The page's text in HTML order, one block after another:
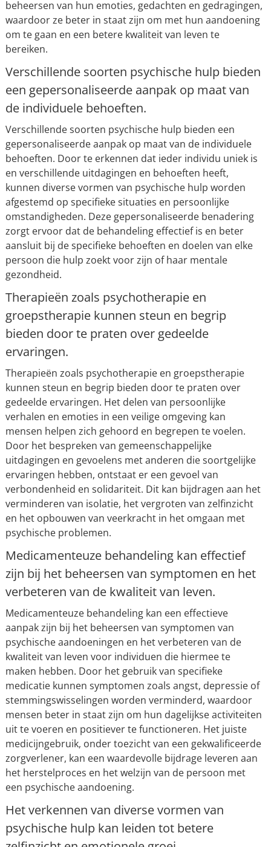
beheersen van hun emoties, gedachten en gedragingen,
waardoor ze beter in staat zijn om met hun aandoening
om te gaan en een betere kwaliteit van leven te
bereiken.
Verschillende soorten psychische hulp bieden
een gepersonaliseerde aanpak op maat van
de individuele behoeften.
Verschillende soorten psychische hulp bieden een
gepersonaliseerde aanpak op maat van de individuele
behoeften. Door te erkennen dat ieder individu uniek is
en verschillende uitdagingen en behoeften heeft,
kunnen diverse vormen van psychische hulp worden
afgestemd op specifieke situaties en persoonlijke
omstandigheden. Deze gepersonaliseerde benadering
zorgt ervoor dat de behandeling effectief is en beter
aansluit bij de specifieke behoeften en doelen van elke
persoon die hulp zoekt voor zijn of haar mentale
gezondheid.
Therapieën zoals psychotherapie en
groepstherapie kunnen steun en begrip
bieden door te praten over gedeelde
ervaringen.
Therapieën zoals psychotherapie en groepstherapie
kunnen steun en begrip bieden door te praten over
gedeelde ervaringen. Het delen van persoonlijke
verhalen en emoties in een veilige omgeving kan
mensen helpen zich gehoord en begrepen te voelen.
Door het bespreken van gemeenschappelijke
uitdagingen en gevoelens met anderen die soortgelijke
ervaringen hebben, ontstaat er een gevoel van
verbondenheid en solidariteit. Dit kan bijdragen aan het
verminderen van isolatie, het vergroten van zelfinzicht
en het opbouwen van veerkracht in het omgaan met
psychische problemen.
Medicamenteuze behandeling kan effectief
zijn bij het beheersen van symptomen en het
verbeteren van de kwaliteit van leven.
Medicamenteuze behandeling kan een effectieve
aanpak zijn bij het beheersen van symptomen van
psychische aandoeningen en het verbeteren van de
kwaliteit van leven voor individuen die hiermee te
maken hebben. Door het gebruik van specifieke
medicatie kunnen symptomen zoals angst, depressie of
stemmingswisselingen worden verminderd, waardoor
mensen beter in staat zijn om hun dagelijkse activiteiten
uit te voeren en positiever te functioneren. Het juiste
medicijngebruik, onder toezicht van een gekwalificeerde
zorgverlener, kan een waardevolle bijdrage leveren aan
het herstelproces en het welzijn van de persoon met
een psychische aandoening.
Het verkennen van diverse vormen van
psychische hulp kan leiden tot betere